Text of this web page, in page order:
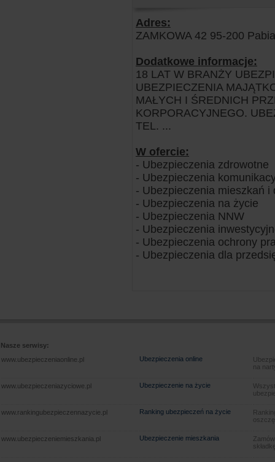
Adres:
ZAMKOWA 42 95-200
Dodatkowe informacje:
18 LAT W BRANŻY
UBEZPIECZENIA
MAŁYCH I ŚREDNICH
KORPORACYJNEGO.
TEL. ...
W ofercie:
- Ubezpieczenia zdrowotne
- Ubezpieczenia
- Ubezpieczenia mieszkań i
- Ubezpieczenia na życie
- Ubezpieczenia NNW
- Ubezpieczenia
- Ubezpieczenia ochrony
- Ubezpieczenia dla
Nasze serwisy:
www.ubezpieczeniaonline.pl
Ubezpieczenia online
na
www.ubezpieczeniazyciowe.pl Ubezpieczenie na życie
www.rankingubezpieczennazycie.pl Ranking ubezpieczeń na życie
www.ubezpieczeniemieszkania.pl Ubezpieczenie mieszkania